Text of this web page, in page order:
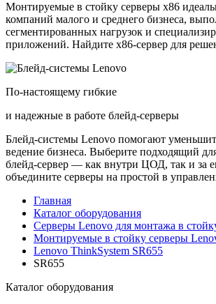
Монтируемые в стойку серверы x86
компаний малого и среднего бизнеса,
сегментированных нагрузок и
приложений. Найдите x86-сервер для
По-настоящему гибкие
и надежные в работе блейд-серверы
Блейд-системы Lenovo помогают
ведение бизнеса. Выберите подходящий
блейд-сервер — как внутри ЦОД, так и за
объедините серверы на простой в
Главная
Каталог оборудования
Серверы Lenovo для монтажа в
Монтируемые в стойку серверы
Lenovo ThinkSystem SR655
SR655
Каталог оборудования